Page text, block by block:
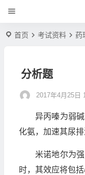
首页 考试资料 药
分析题
2017年4月25日
异丙嗪为弱
化氨，加速其尿排
米诺地尔为
时，其效应将包